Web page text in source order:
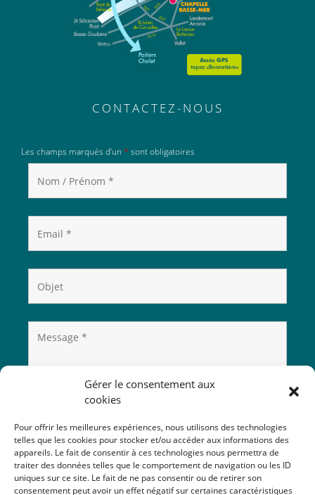
Gérer le consentement aux
cookies
Pour offrir les meilleures expériences, nous utilisons des technologies
telles que les cookies pour stocker et/ou accéder aux informations des
appareils. Le fait de consentir à ces technologies nous permettra de
traiter des données telles que le comportement de navigation ou les ID
uniques sur ce site. Le fait de ne pas consentir ou de retirer son
consentement peut avoir un effet négatif sur certaines caractéristiques
CONTACTEZ-NOUS
Les champs marqués d’un * sont obligatoires